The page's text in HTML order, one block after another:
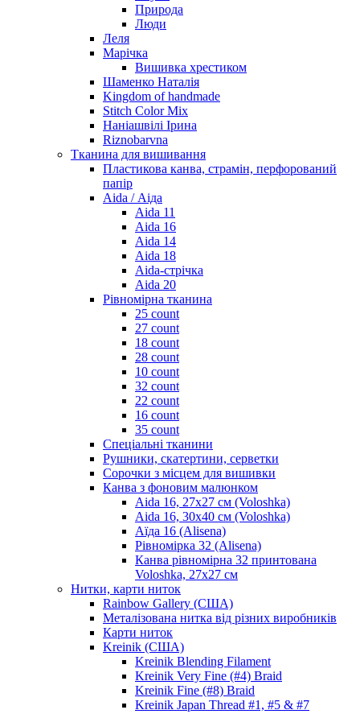
Природа
Люди
Леля
Марічка
Вишивка хрестиком
Шаменко Наталія
Kingdom of handmade
Stitch Color Mix
Наніашвілі Ірина
Riznobarvna
Тканина для вишивання
Пластикова канва, страмін, перфорований
папір
Aida / Аіда
Aida 11
Aida 16
Aida 14
Aida 18
Aida-стрічка
Aida 20
Рівномірна тканина
25 count
27 count
18 count
28 count
10 count
32 count
22 count
16 count
35 count
Спеціальні тканини
Рушники, скатертини, серветки
Сорочки з місцем для вишивки
Канва з фоновим малюнком
Aida 16, 27х27 см (Voloshka)
Aida 16, 30х40 см (Voloshka)
Аїда 16 (Alisena)
Рівномірка 32 (Alisena)
Канва рівномірна 32 принтована
Voloshka, 27х27 см
Нитки, карти ниток
Rainbow Gallery (США)
Металізована нитка від різних виробників
Карти ниток
Kreinik (США)
Kreinik Blending Filament
Kreinik Very Fine (#4) Braid
Kreinik Fine (#8) Braid
Kreinik Japan Thread #1, #5 & #7